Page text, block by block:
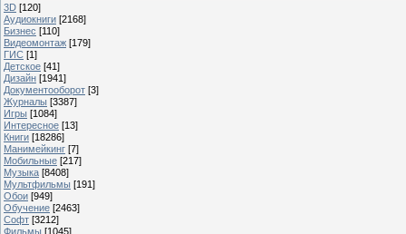
3D [120]
Аудиокниги [2168]
Бизнес [110]
Видеомонтаж [179]
ГИС [1]
Детское [41]
Дизайн [1941]
Документооборот [3]
Журналы [3387]
Игры [1084]
Интересное [13]
Книги [18286]
Манимейкинг [7]
Мобильные [217]
Музыка [8408]
Мультфильмы [191]
Обои [949]
Обучение [2463]
Софт [3212]
Фильмы [1045]